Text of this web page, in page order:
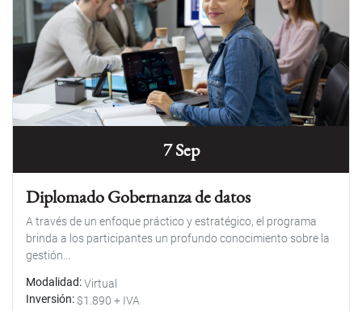
7 Sep
Diplomado Gobernanza de datos
A través de un enfoque práctico y estratégico, el programa
brinda a los participantes un profundo conocimiento sobre la
gestión...
Modalidad Virtual
Inversión $1.890 + IVA